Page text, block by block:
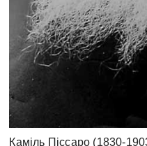
Каміль Піссаро (1830-